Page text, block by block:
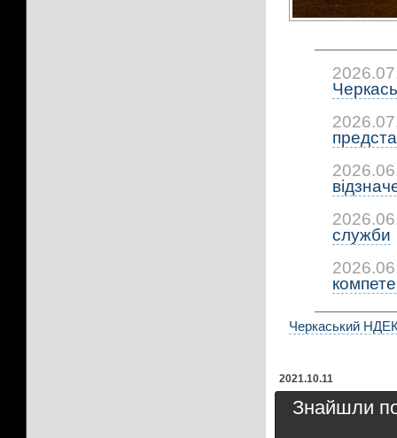
служби
2021.10.11
Черкаський
Знайшли